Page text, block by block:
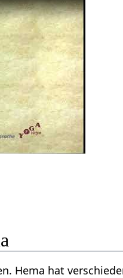
Hema hat